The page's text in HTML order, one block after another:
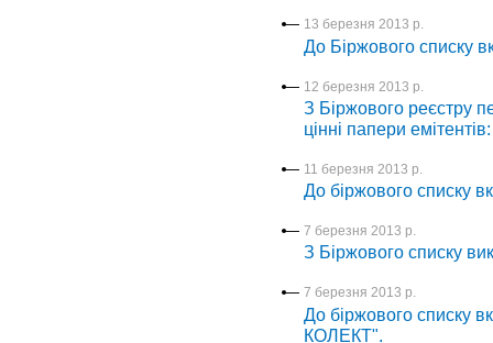
13 березня 2013 р.
До Біржового списку
12 березня 2013 р.
З Біржового реєстру
цінні папери
11 березня 2013 р.
До біржового списку
7 березня 2013 р.
З Біржового списку
7 березня 2013 р.
До біржового списку
КОЛЕКТ".